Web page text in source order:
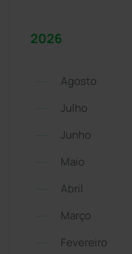
2026
Agosto
Julho
Junho
Maio
Abril
Março
Fevereiro